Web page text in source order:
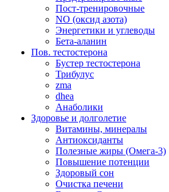
Пост-тренировочные
NO (оксид азота)
Энергетики и углеводы
Бета-аланин
Пов. тестостерона
Бустер тестостерона
Трибулус
zma
dhea
Анаболики
Здоровье и долголетие
Витамины, минералы
Антиоксиданты
Полезные жиры (Омега-3)
Повышение потенции
Здоровый сон
Очистка печени